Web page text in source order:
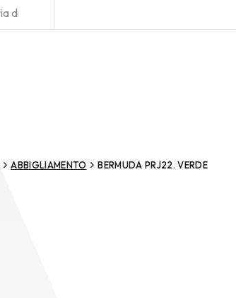
ABBIGLIAMENTO BERMUDA PRJ22. VERDE